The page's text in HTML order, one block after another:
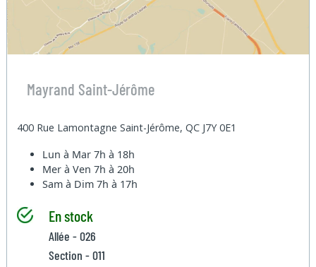
Mayrand Saint-Jérôme
400 Rue Lamontagne Saint-Jérôme, QC J7Y 0E1
Lun à Mar7h à 18h
Mer à Ven7h à 20h
Sam à Dim7h à 17h
En stock
Allée - 026
Section - 011